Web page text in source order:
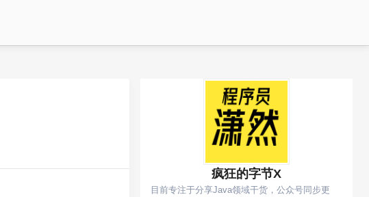
疯狂的字节X
目前专注于分享Java领域干货，公众号同步更